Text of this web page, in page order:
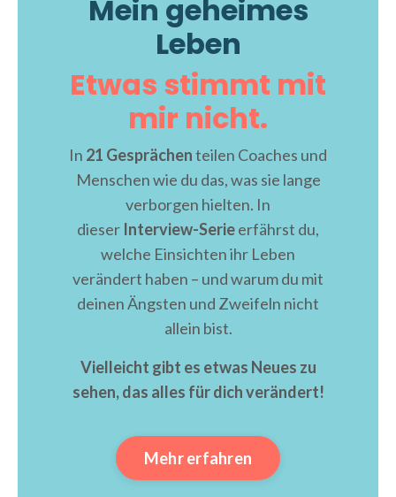
Mein geheimes
Leben
Etwas stimmt mit
mir nicht.
In 21 Gesprächenteilen Coaches und
Menschen wie du das, was sie lange
verborgen hielten. In
dieser Interview-Serieerfährst du,
welche Einsichten ihr Leben
verändert haben – und warum du mit
deinen Ängsten und Zweifeln nicht
allein bist.
Vielleicht gibt es etwas Neues zu
sehen, das alles für dich verändert!
Mehr erfahren